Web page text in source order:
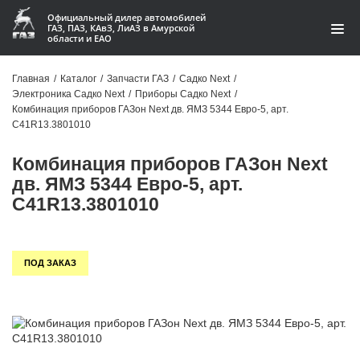
Официальный дилер автомобилей
ГАЗ, ПАЗ, КАвЗ, ЛиАЗ в Амурской
области и ЕАО
Акции
Контакты
Доставка
Гарантии
Автомобили
Главная / Каталог / Запчасти ГАЗ / Садко Next /
Электроника Садко Next / Приборы Садко Next /
Комбинация приборов ГАЗон Next дв. ЯМЗ 5344 Евро-5, арт.
C41R13.3801010
Комбинация приборов ГАЗон Next
дв. ЯМЗ 5344 Евро-5, арт.
C41R13.3801010
ПОД ЗАКАЗ